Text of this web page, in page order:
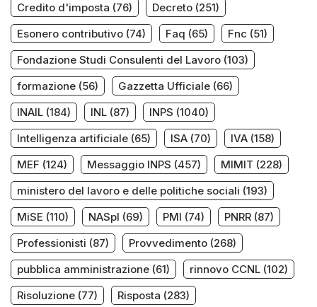
Credito d'imposta (76) Decreto (251)
Esonero contributivo (74) Faq (65) Fnc (51)
Fondazione Studi Consulenti del Lavoro (103)
formazione (56) Gazzetta Ufficiale (66)
INAIL (184) INL (87) INPS (1040)
Intelligenza artificiale (65) ISA (70) IVA (158)
MEF (124) Messaggio INPS (457) MIMIT (228)
ministero del lavoro e delle politiche sociali (193)
MiSE (110) NASpI (69) PMI (74) PNRR (87)
Professionisti (87) Provvedimento (268)
pubblica amministrazione (61) rinnovo CCNL (102)
Risoluzione (77) Risposta (283)